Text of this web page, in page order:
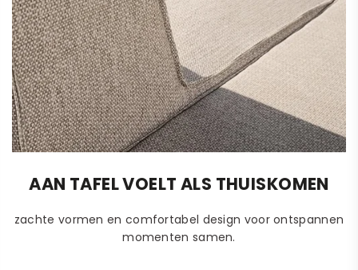
Quick Dry outdoor stof
uitstraling, hoog comfort en snelle droging.
AAN TAFEL VOELT ALS THUISKOMEN
zachte vormen en comfortabel design voor ontspannen
momenten samen.